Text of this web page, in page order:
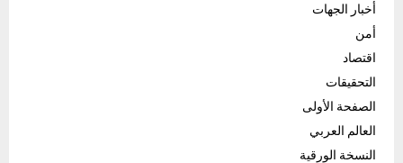
أخبار الجهات
أمن
اقتصاد
التحقيقات
الصفحة الأولى
العالم العربي
النسخة الورقية